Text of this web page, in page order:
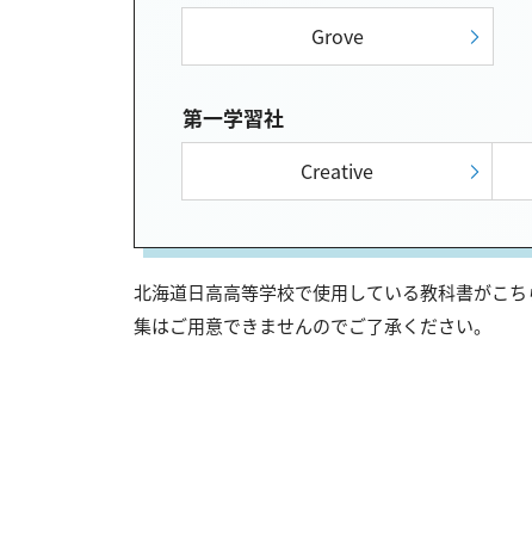
Grove
第一学習社
Creative
北海道日高高等学校で使用している教科書がこ
集はご用意できませんのでご了承ください。